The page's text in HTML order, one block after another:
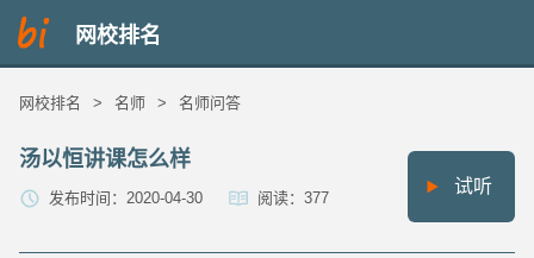
网校排名
网校排名 > 名师 > 名师问答
汤以恒讲课怎么样
发布时间：2020-04-30 阅读：377
试听